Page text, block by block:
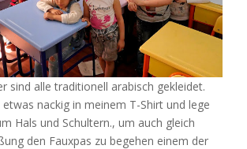
sind alle traditionell arabisch gekleidet.
nackig in meinem T-Shirt und lege
Hals und Schultern., um auch gleich
den Fauxpas zu begehen einem der